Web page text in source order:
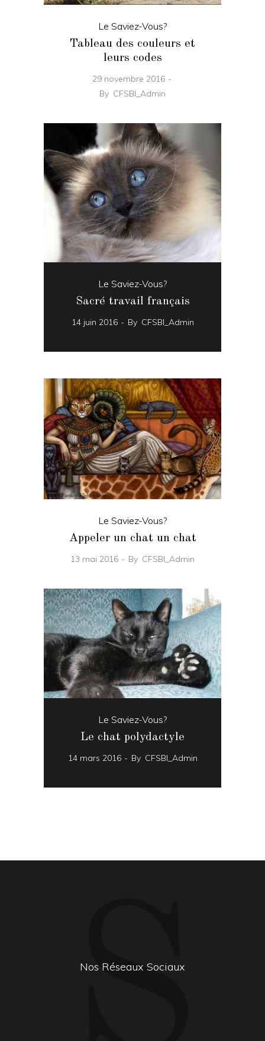
Le Saviez-Vous?
Tableau des couleurs et
leurs codes
29 novembre 2016
By CFSBI_Admin
Le Saviez-Vous?
Sacré travail français
14 juin 2016 By CFSBI_Admin
Le Saviez-Vous?
Appeler un chat un chat
13 mai 2016 By CFSBI_Admin
Le Saviez-Vous?
Le chat polydactyle
14 mars 2016 By CFSBI_Admin
Nos Réseaux Sociaux